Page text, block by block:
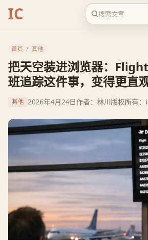
IC
首页 / 其他
把天空装进浏览器：
班追踪这件事，变得更直
其他 2026年4月24日作者：林川版权所有